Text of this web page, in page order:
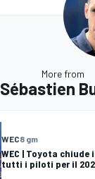
More from
Sébastien
WEC8 gm
WEC | Toyota
tutti i piloti per il